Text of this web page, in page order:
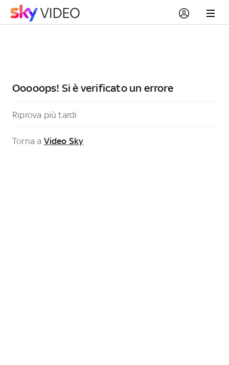
Ooooops! Si è verificato un errore
Riprova più tardi
Torna a Video Sky